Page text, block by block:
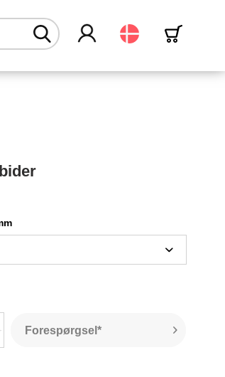
Dansk
Forespørgsel*